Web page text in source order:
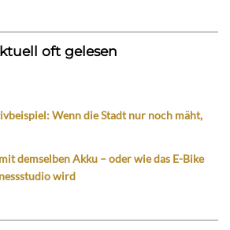
oft gelesen
Wenn die Stadt nur noch mäht,
demselben Akku – oder wie das E-Bike
wird